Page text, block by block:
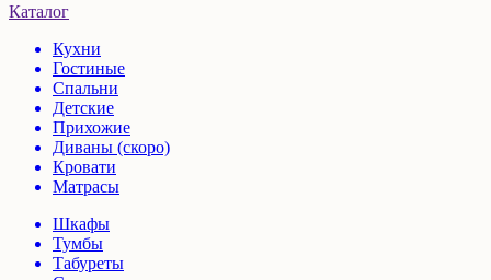
Каталог
Кухни
Гостиные
Спальни
Детские
Прихожие
Диваны (скоро)
Кровати
Матрасы
Шкафы
Тумбы
Табуреты